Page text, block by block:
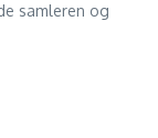
samleren og